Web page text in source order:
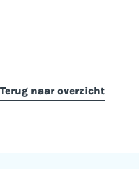
Terug naar overzicht